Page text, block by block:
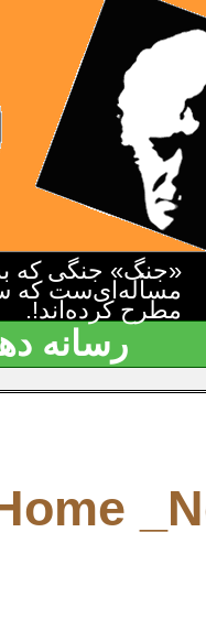
«جنگ» جنگی که
مسأله‌ای‌ست که
مطرح کرده‌اند!.
رسانه